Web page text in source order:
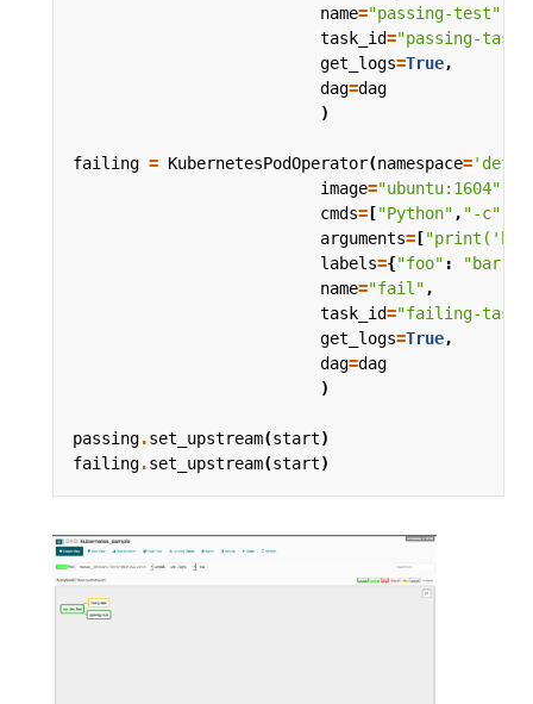
name="passing-test"
task_id="passing-task"
get_logs=True,
dag=dag
)
failing = KubernetesPodOperator(namespace=
image="ubuntu:1604"
cmds= ["Python", "-c"
arguments= [
labels={"foo" : "bar"
name="fail",
task_id="failing-task"
get_logs=True,
dag=dag
)
passing.set_upstream(start)
failing.set_upstream(start)